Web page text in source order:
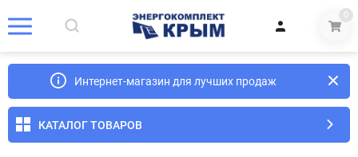
0
Интернет-магазин для лучших продаж
КАТАЛОГ ТОВАРОВ